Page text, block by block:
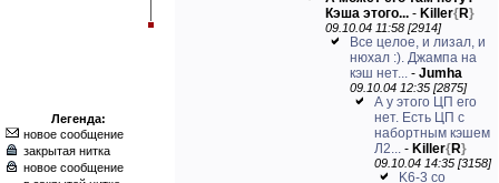
Легенда:
новое сообщение
закрытая нитка
новое сообщение
Кэша этого... - Killer{R}
09.10.04 11:58 [2914]
Все целое, и лизал, и
нюхал :). Джампа на
кэш нет... - Jumha
09.10.04 12:35 [2875]
А у этого ЦП его
нет. Есть ЦП с
набортным кэшем
Л2... - Killer{R}
09.10.04 14:35 [3158]
K6-3 со